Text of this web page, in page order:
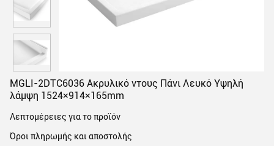
MGLI-2DTC6036 Ακρυλικό ντους Πάνι Λευκό Υψηλή
λάμψη 1524×914×165mm
Λεπτομέρειες για το προϊόν
Όροι πληρωμής και αποστολής